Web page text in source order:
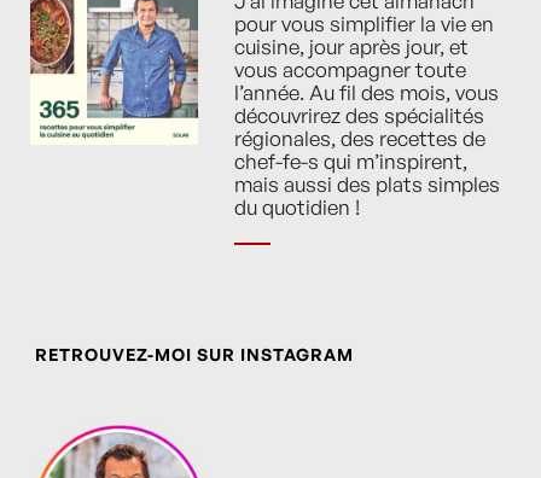
pour vous simplifier la vie en
cuisine, jour après jour, et
vous accompagner toute
l’année. Au fil des mois, vous
découvrirez des spécialités
régionales, des recettes de
chef-fe-s qui m’inspirent,
mais aussi des plats simples
du quotidien !
RETROUVEZ-MOI SUR INSTAGRAM